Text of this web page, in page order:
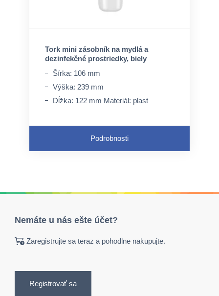
Tork mini zásobník na mydlá a
dezinfekčné prostriedky, biely
Šírka: 106 mm
Výška: 239 mm
Dĺžka: 122 mm Materiál: plast
Podrobnosti
Nemáte u nás ešte účet?
Zaregistrujte sa teraz a pohodlne nakupujte.
Registrovať sa